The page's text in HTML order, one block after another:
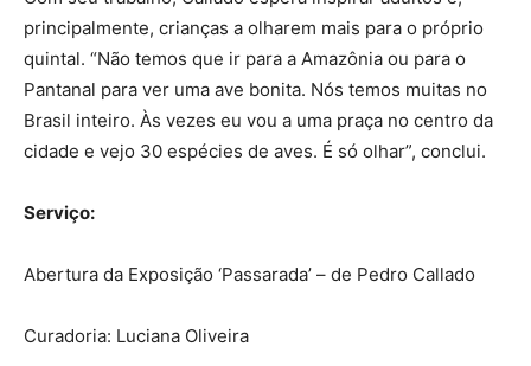
principalmente, crianças a olharem mais para o próprio
quintal. “Não temos que ir para a Amazônia ou para o
Pantanal para ver uma ave bonita. Nós temos muitas no
Brasil inteiro. Às vezes eu vou a uma praça no centro da
cidade e vejo 30 espécies de aves. É só olhar”, conclui.
Serviço:
Abertura da Exposição ‘Passarada’ – de Pedro Callado
Curadoria: Luciana Oliveira